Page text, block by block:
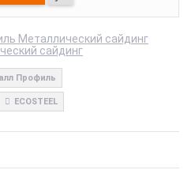
Металлический сайдинг
сайдинг
Профиль
ECOSTEEL